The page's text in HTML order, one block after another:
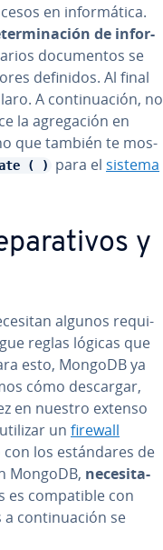
en in­fo­r­má­ti­ca.
de in­fo­r­
do­cu­me­n­tos se
definidos. Al final
A co­n­ti­nua­ción, no
la agre­ga­ción en
que también te mo­s­
( ) para el sistema
y
algunos re­qui­
reglas lógicas que
esto, MongoDB ya
cómo descargar,
en nuestro extenso
un firewall
los es­tá­n­da­res de
MongoDB, ne­ce­si­ta­
es co­m­pa­ti­ble con
co­n­ti­nua­ción se